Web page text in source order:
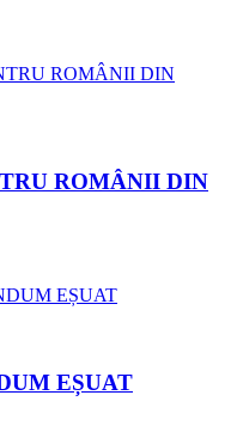
ROMÂNII DIN
EȘUAT